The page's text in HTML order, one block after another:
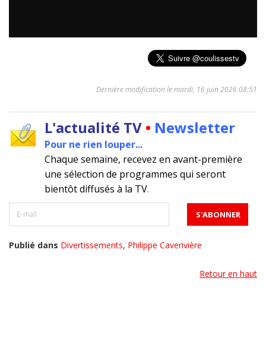
Dernière modification le mardi, 16 juin 2026 08:51
L'actualité TV • Newsletter
Pour ne rien louper...
Chaque semaine, recevez en avant-première
une sélection de programmes qui seront
bientôt diffusés à la TV.
Publié dans Divertissements, Philippe Caverivière
Retour en haut